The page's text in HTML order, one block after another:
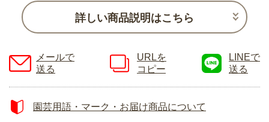
詳しい商品説明はこちら
メールで
送る
URLを
コピー
LINEで
送る
園芸用語・マーク・お届け商品について